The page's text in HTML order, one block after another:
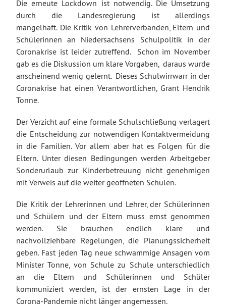
Die erneute Lockdown ist notwendig. Die Umsetzung
durch die Landesregierung ist allerdings
mangelhaft. Die Kritik von Lehrerverbänden, Eltern und
Schülerinnen an Niedersachsens Schulpolitik in der
Coronakrise ist leider zutreffend. Schon im November
gab es die Diskussion um klare Vorgaben, daraus wurde
anscheinend wenig gelernt. Dieses Schulwirrwarr in der
Coronakrise hat einen Verantwortlichen, Grant Hendrik
Tonne.
Der Verzicht auf eine formale Schulschließung verlagert
die Entscheidung zur notwendigen Kontaktvermeidung
in die Familien. Vor allem aber hat es Folgen für die
Eltern. Unter diesen Bedingungen werden Arbeitgeber
Sonderurlaub zur Kinderbetreuung nicht genehmigen
mit Verweis auf die weiter geöffneten Schulen.
Die Kritik der Lehrerinnen und Lehrer, der Schülerinnen
und Schülern und der Eltern muss ernst genommen
werden. Sie brauchen endlich klare und
nachvollziehbare Regelungen, die Planungssicherheit
geben. Fast jeden Tag neue schwammige Ansagen vom
Minister Tonne, von Schule zu Schule unterschiedlich
an die Eltern und Schülerinnen und Schüler
kommuniziert werden, ist der ernsten Lage in der
Corona-Pandemie nicht länger angemessen.